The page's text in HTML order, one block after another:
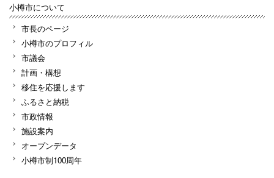
小樽市について
市長のページ
小樽市のプロフィル
市議会
計画・構想
移住を応援します
ふるさと納税
市政情報
施設案内
オープンデータ
小樽市制100周年